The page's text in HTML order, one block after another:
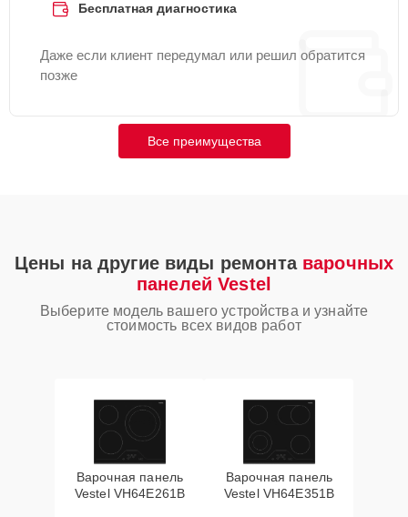
Бесплатная диагностика
Даже если клиент передумал или решил обратится
позже
Все преимущества
Цены на другие виды ремонта варочных
панелей Vestel
Выберите модель вашего устройства и узнайте
стоимость всех видов работ
Варочная панель
Vestel VH64E261B
Варочная панель
Vestel VH64E351B